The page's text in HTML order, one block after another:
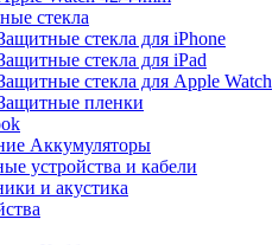
стекла
стекла для iPhone
стекла для iPad
стекла для Apple Watch
пленки
Аккумуляторы
устройства и кабели
и акустика